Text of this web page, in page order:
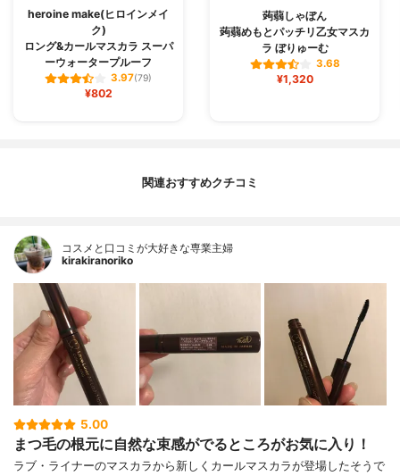
heroine make(ヒロインメイ
ク)
ロング&カールマスカラ スーパ
ーウォータープルーフ
3.97(79)
¥802
蒟蒻しゃぼん
蒟蒻めもとパッチリ乙女マスカ
ラ ぼりゅーむ
3.68
¥1,320
関連おすすめクチコミ
コスメと口コミが大好きな専業主婦
kirakiranoriko
5.00
まつ毛の根元に自然な束感がでるところがお気に入り！
ラブ・ライナーのマスカラから新しくカールマスカラが登場したそうで